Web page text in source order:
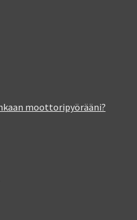
moottoripyörääni?